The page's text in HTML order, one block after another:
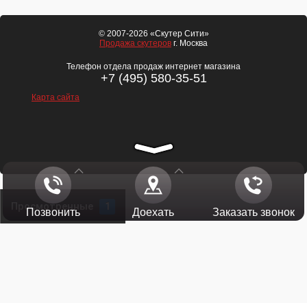
Просмотренные
© 2007-2026 «Скутер Сити»
Продажа скутеров г. Москва
Телефон отдела продаж интернет магазина
+7 (495) 580-35-51
Карта сайта
Позвонить Доехать Заказать звонок